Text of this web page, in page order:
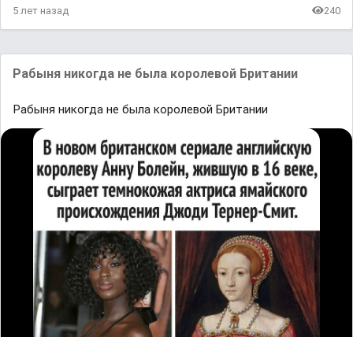
5 лет назад 240
Рабыня никогда не была королевой Британии
Рабыня никогда не была королевой Британии